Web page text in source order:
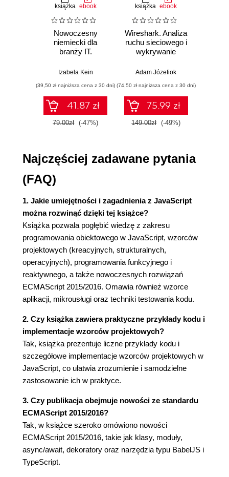
Obiekty w języku JavaScript (37)
Tworzenie prototypu (41)
Dziedziczenie (44)
Moduły (45)
Klasy i moduły standardu ECMAScript 2015 (49)
Najlepsze procedury i rozwiązywanie problemów
(50)
Podsumowanie (50)
Rozdział 3. Wzorce kreacyjne (53)
Fabryka abstrakcyjna (54)
Implementacja (61)
Metoda wytwórcza (63)
Implementacja (63)
Singleton (66)
Implementacja (67)
Mankamenty (68)
Prototyp (68)
Implementacja (69)
Wskazówki i zabiegi (70)
Podsumowanie (70)
Rozdział 4. Wzorce strukturalne (73)
Adapter (73)
Implementacja (75)
Most (77)
Implementacja (78)
Kompozyt (81)
Przykład (82)
Implementacja (83)
Implementacja (86)
Fasada (87)
Implementacja (87)
Pyłek (89)
Implementacja (90)
Pełnomocnik (91)
książka ebook
Nowoczesny
niemiecki dla
branży IT.
przykłady i
Izabela Kein
(39,50 zł najniższa cena z 30 dni)
41.87 zł
79.00zł (-47%)
książka ebook
Wireshark. Analiza
ruchu sieciowego i
wykrywanie
Adam Józefiok
(74,50 zł najniższa cena z 30 dni)
75.99 zł
149.00zł (-49%)
Najczęściej zadawane pytania
(FAQ)
1. Jakie umiejętności i zagadnienia z JavaScript
można rozwinąć dzięki tej książce?
Książka pozwala pogłębić wiedzę z zakresu
programowania obiektowego w JavaScript, wzorców
projektowych (kreacyjnych, strukturalnych,
operacyjnych), programowania funkcyjnego i
reaktywnego, a także nowoczesnych rozwiązań
ECMAScript 2015/2016. Omawia również wzorce
aplikacji, mikrousługi oraz techniki testowania kodu.
2. Czy książka zawiera praktyczne przykłady kodu i
implementacje wzorców projektowych?
Tak, książka prezentuje liczne przykłady kodu i
szczegółowe implementacje wzorców projektowych w
JavaScript, co ułatwia zrozumienie i samodzielne
zastosowanie ich w praktyce.
3. Czy publikacja obejmuje nowości ze standardu
ECMAScript 2015/2016?
Tak, w książce szeroko omówiono nowości
ECMAScript 2015/2016, takie jak klasy, moduły,
async/await, dekoratory oraz narzędzia typu BabelJS i
TypeScript.